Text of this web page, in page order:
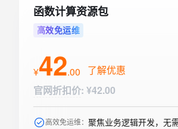
函数计算资源包
高效免运维
¥42.00
了解优惠
官网折扣价: ¥42.00
高效免运维：